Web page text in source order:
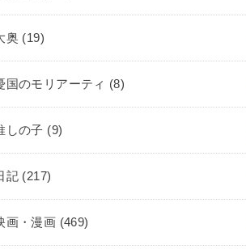
奥 (19)
国のモリアーティ (8)
しの子 (9)
記 (217)
画・漫画 (469)